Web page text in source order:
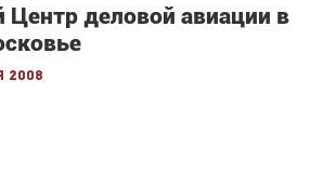
Центр деловой авиации в
2008